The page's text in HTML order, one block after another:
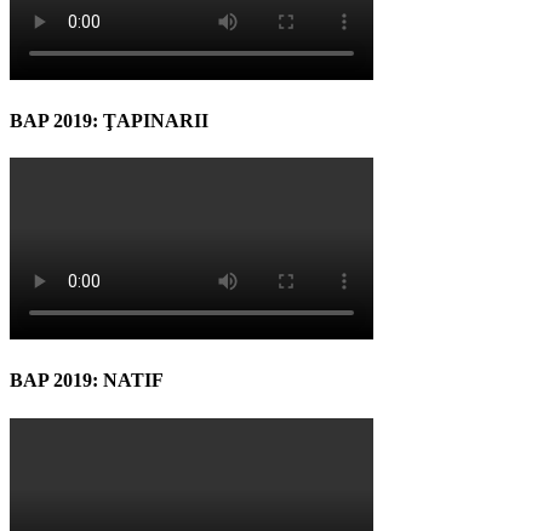
BAP 2019: ŢAPINARII
BAP 2019: NATIF